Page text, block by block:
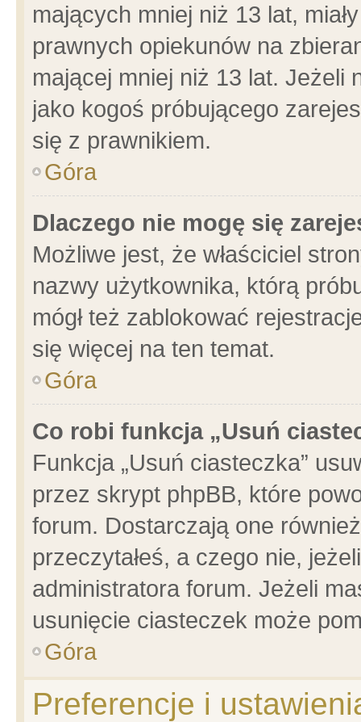
mających mniej niż 13 lat,
prawnych opiekunów na
mającej mniej niż 13 lat. Jeżeli
jako kogoś próbującego
się z prawnikiem.
Góra
Dlaczego nie mogę się
Możliwe jest, że właściciel
nazwy użytkownika, którą
mógł też zablokować
się więcej na ten temat.
Góra
Co robi funkcja „Usuń
Funkcja „Usuń ciasteczka”
przez skrypt phpBB, które
forum. Dostarczają one
przeczytałeś, a czego nie,
administratora forum. Jeżeli
usunięcie ciasteczek może
Góra
Preferencje i